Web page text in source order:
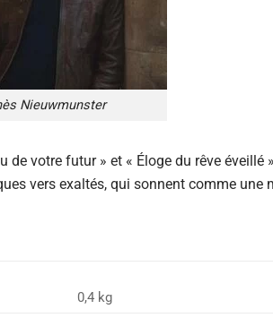
Nieuwmunster
votre futur » et « Éloge du rêve éveillé
vers exaltés, qui sonnent comme une
0,4 kg